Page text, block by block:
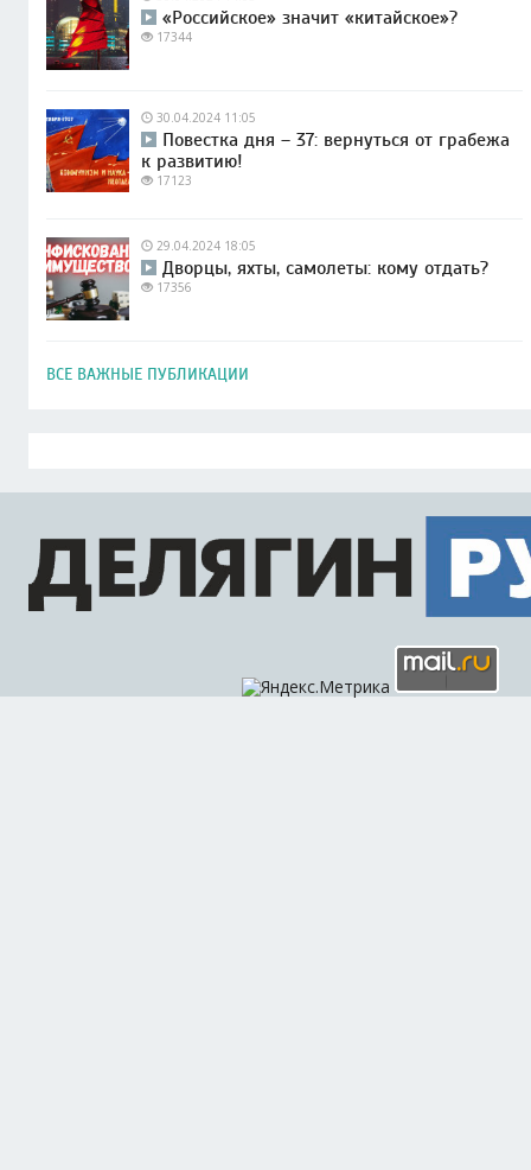
«Российское» значит «китайское»?
17344
30.04.2024 11:05
Повестка дня – 37: вернуться от грабежа
к развитию!
17123
29.04.2024 18:05
Дворцы, яхты, самолеты: кому отдать?
17356
ВСЕ ВАЖНЫЕ ПУБЛИКАЦИИ